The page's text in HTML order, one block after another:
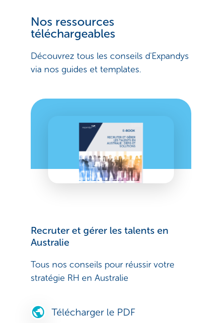
Nos ressources
téléchargeables
Découvrez tous les conseils d'Expandys
via nos guides et templates.
Recruter et gérer les talents en
Australie
Tous nos conseils pour réussir votre
stratégie RH en Australie
Télécharger le PDF